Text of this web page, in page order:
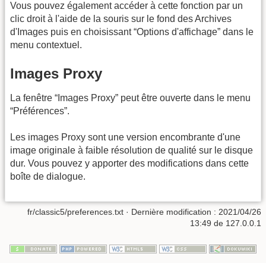
Vous pouvez également accéder à cette fonction par un
clic droit à l'aide de la souris sur le fond des Archives
d'Images puis en choisissant “Options d'affichage” dans le
menu contextuel.
Images Proxy
La fenêtre “Images Proxy” peut être ouverte dans le menu
“Préférences”.
Les images Proxy sont une version encombrante d'une
image originale à faible résolution de qualité sur le disque
dur. Vous pouvez y apporter des modifications dans cette
boîte de dialogue.
fr/classic5/preferences.txt · Dernière modification : 2021/04/26
13:49 de 127.0.0.1